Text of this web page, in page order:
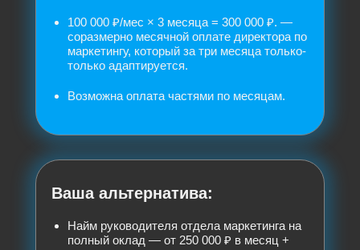
100 000 ₽/мес × 3 месяца = 300 000 ₽. —
соразмерно месячной оплате директора по
маркетингу, который за три месяца только-
только адаптируется.
Возможна оплата частями по месяцам.
Ваша альтернатива:
Найм руководителя отдела маркетинга на
полный оклад — от 250 000 ₽ в месяц +